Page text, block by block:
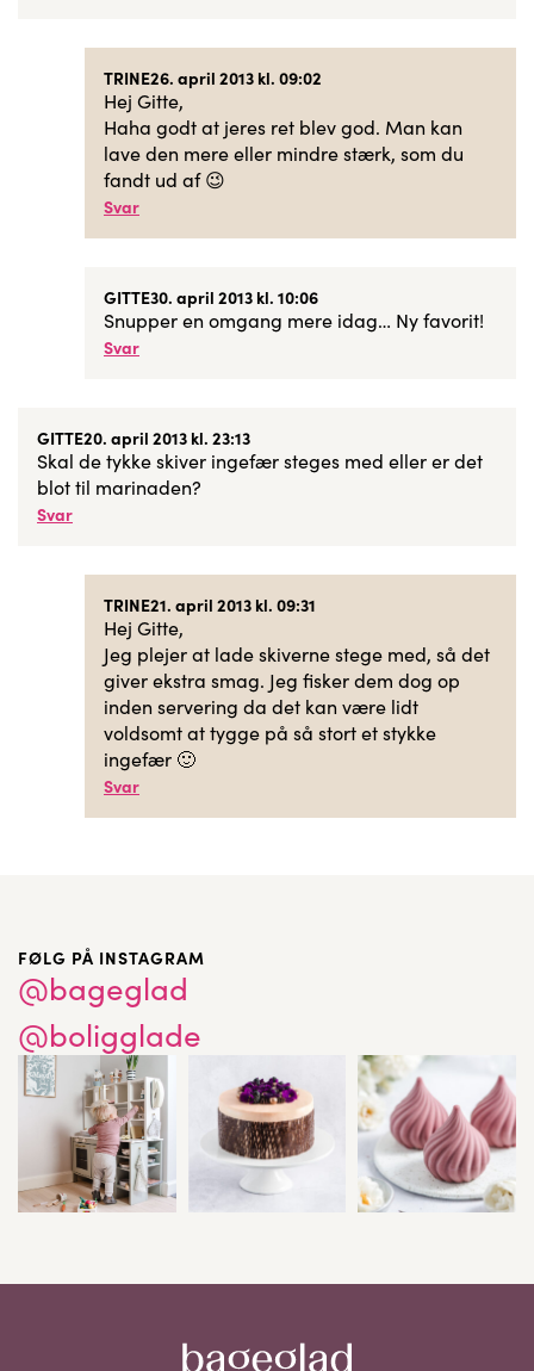
TRINE26. april 2013 kl. 09:02
Hej Gitte,
Haha godt at jeres ret blev god. Man kan
lave den mere eller mindre stærk, som du
fandt ud af 😉
Svar
GITTE30. april 2013 kl. 10:06
Snupper en omgang mere idag… Ny favorit!
Svar
GITTE20. april 2013 kl. 23:13
Skal de tykke skiver ingefær steges med eller er det
blot til marinaden?
Svar
TRINE21. april 2013 kl. 09:31
Hej Gitte,
Jeg plejer at lade skiverne stege med, så det
giver ekstra smag. Jeg fisker dem dog op
inden servering da det kan være lidt
voldsomt at tygge på så stort et stykke
ingefær 🙂
Svar
FØLG PÅ INSTAGRAM
@bageglad
@boligglade